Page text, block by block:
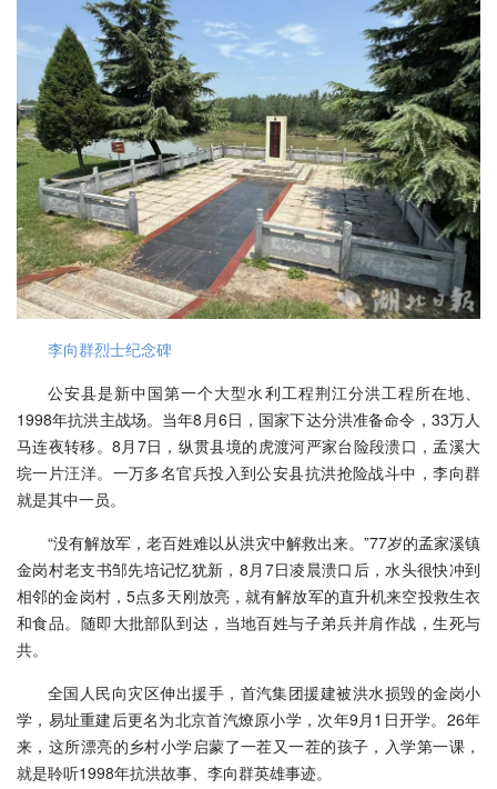
李向群烈士纪念碑
公安县是新中国第一个大型水利工程荆江分洪工程所在地、
1998年抗洪主战场。当年8月6日，国家下达分洪准备命令，33万人
马连夜转移。8月7日，纵贯县境的虎渡河严家台险段溃口，孟溪大
垸一片汪洋。一万多名官兵投入到公安县抗洪抢险战斗中，李向群
就是其中一员。
“没有解放军，老百姓难以从洪灾中解救出来。”77岁的孟家溪镇
金岗村老支书邹先培记忆犹新，8月7日凌晨溃口后，水头很快冲到
相邻的金岗村，5点多天刚放亮，就有解放军的直升机来空投救生衣
和食品。随即大批部队到达，当地百姓与子弟兵并肩作战，生死与
共。
全国人民向灾区伸出援手，首汽集团援建被洪水损毁的金岗小
学，易址重建后更名为北京首汽燎原小学，次年9月1日开学。26年
来，这所漂亮的乡村小学启蒙了一茬又一茬的孩子，入学第一课，
就是聆听1998年抗洪故事、李向群英雄事迹。